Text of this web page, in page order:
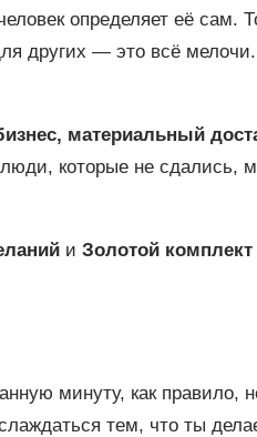
определяет её сам.
других — это всё
материальный
которые не сдались,
и Золотой комплект
минуту, как правило,
тем, что ты